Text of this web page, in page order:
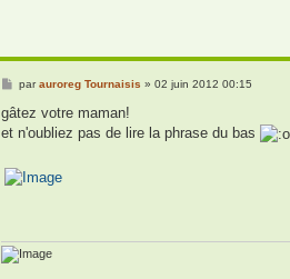
M
s
a
parauroreg Tournaisis » 02 juin 2012 00:15
gâtez votre maman!
et n'oubliez pas de lire la phrase du bas